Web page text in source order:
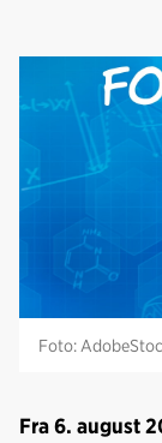
Foto:
Fra 6. august